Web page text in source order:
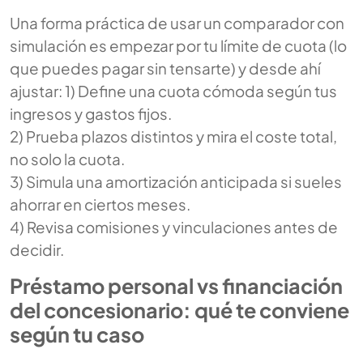
Una forma práctica de usar un comparador con
simulación es empezar por tu límite de cuota (lo
que puedes pagar sin tensarte) y desde ahí
ajustar: 1) Define una cuota cómoda según tus
ingresos y gastos fijos.
2) Prueba plazos distintos y mira el coste total,
no solo la cuota.
3) Simula una amortización anticipada si sueles
ahorrar en ciertos meses.
4) Revisa comisiones y vinculaciones antes de
decidir.
Préstamo personal vs financiación
del concesionario: qué te conviene
según tu caso